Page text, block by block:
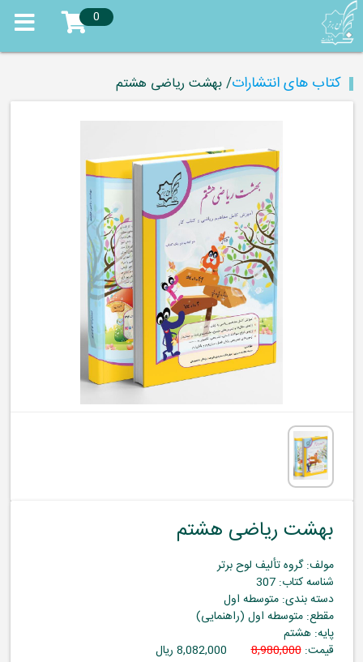
0
کتاب های انتشارات/ بهشت ریاضی هشتم
بهشت ریاضی هشتم
مولف: گروه تألیف لوح برتر
شناسه کتاب: 307
دسته بندی: متوسطه اول
مقطع: متوسطه اول (راهنمایی)
پایه: هشتم
قیمت:8,980,000 8,082,000 ریال